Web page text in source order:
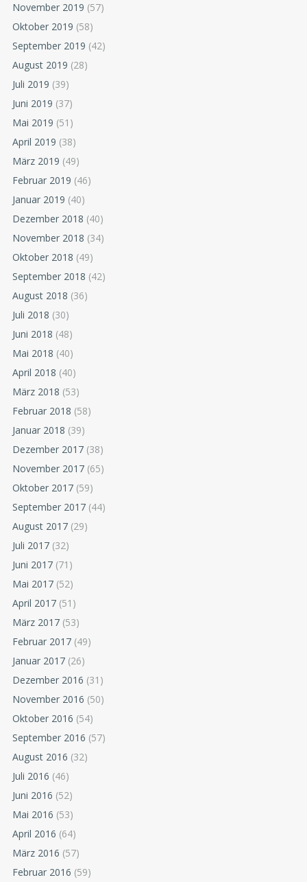
November 2019 (57)
Oktober 2019 (58)
September 2019 (42)
August 2019 (28)
Juli 2019 (39)
Juni 2019 (37)
Mai 2019 (51)
April 2019 (38)
März 2019 (49)
Februar 2019 (46)
Januar 2019 (40)
Dezember 2018 (40)
November 2018 (34)
Oktober 2018 (49)
September 2018 (42)
August 2018 (36)
Juli 2018 (30)
Juni 2018 (48)
Mai 2018 (40)
April 2018 (40)
März 2018 (53)
Februar 2018 (58)
Januar 2018 (39)
Dezember 2017 (38)
November 2017 (65)
Oktober 2017 (59)
September 2017 (44)
August 2017 (29)
Juli 2017 (32)
Juni 2017 (71)
Mai 2017 (52)
April 2017 (51)
März 2017 (53)
Februar 2017 (49)
Januar 2017 (26)
Dezember 2016 (31)
November 2016 (50)
Oktober 2016 (54)
September 2016 (57)
August 2016 (32)
Juli 2016 (46)
Juni 2016 (52)
Mai 2016 (53)
April 2016 (64)
März 2016 (57)
Februar 2016 (59)